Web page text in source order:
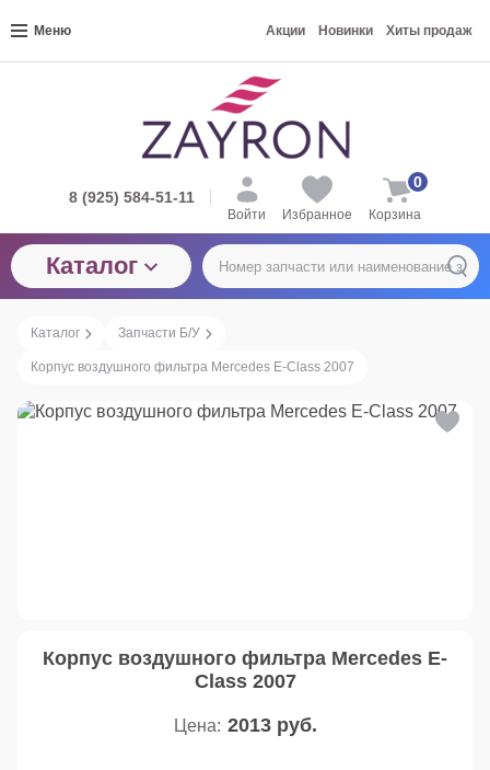
Меню Акции Новинки Хиты продаж
8 (925) 584-51-11
Войти Избранное Корзина
0
Каталог
Каталог Запчасти Б/У
Корпус воздушного фильтра Mercedes E-Class 2007
Корпус воздушного фильтра Mercedes E-
Class 2007
Цена: 2013 руб.